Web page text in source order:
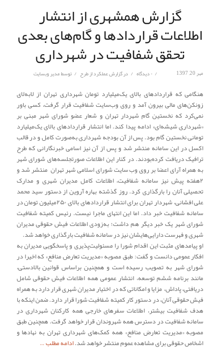
گزارش همشهری از انتشار
اطلاعات قراردادها و گام‌های بعدی
تحقق شفافیت در شهرداری
مهر 20, 1397 / ۰ دیدگاه / درگزارش عملکرد از طرح / توسطمدیر وبسایت
هنگامی که قراردادهای بالای یک‌میلیارد تومان شهرداری تهران از لابه‌لای
زونکن‌های مالی بیرون آمد و روی وب‌سایت شفافیت قرار گرفت، کسی باور
نمی‌کرد که نخستین گام شهردار تهران و شعار عضو شورای شهر مبنی بر
«شهرداری شیشه‌ای» ادامه پیدا کند. اما انتشار قراردادهای بالای یک‌میلیارد
تومانی نخستین گام بود. پس از آن بودجه شهرداری به‌صورت کامل و در قالب
اکسل در این سامانه منتشر شد و پس از آن نیز اسامی خبرنگارانی که طرح
ترافیک دریافت کرده‌بودند. در کنار این اطلاعات صورتجلسه‌های شورای شهر
به همراه آرای اعضا بر روی وب سایت شورای اسلامی شهر تهران منتشر شد و
۲هفته پیش نیز سامانه شفافیت، اطلاعات کامل مدیران شهری و مدارک
تحصیلی آنان را بارگذاری کرد. روز گذشته بهاره آروین از دستور سید محمد
علی افشانی، شهردار تهران برای انتشار قراردادهای بالای ۲۵۰میلیون تومان در
سامانه شفافیت خبر داد. اما این انتهای ماجرا نیست. رئیس کمیته شفافیت
شورای شهر یک خبر دیگر هم داشت؛ به‌زودی اطلاعات فیش حقوقی مدیران
شهری و فهرست دارایی‌هایشان نیز در سامانه شفافیت بارگذاری خواهد شد.
او پیامدهای مثبت این اقدام شورا را مسئولیت‌پذیری و پاسخگویی مدیران به
افکار عمومی دانست و گفت: طبق مصوبه «مدیریت تعارض منافع» که اخیرا در
شورای شهر به تصویب رسیده است و همچنین براساس قوانین بالادستی،
مانند برنامه ششم توسعه، انتشار عمومی همه اطلاعات فیش حقوقی شامل
دریافتی، پاداش، مزایا و امکاناتی که در اختیار مدیران شهری قرار دارد به همراه
فیش حقوقی آنان، در دستور کار کمیته شفافیت شورا قرار دارد. ضمن اینکه با
هدف شفافیت بیشتر، اطلاعات سفرهای خارجی همه کارکنان شهرداری در
سامانه شفافیت در دسترس همه شهروندان قرار خواهد گرفت. همچنین طبق
مصوبه «مدیریت تعارض منافع» همه کمک‌های شهرداری تهران به نهادها و
اشخاص حقوقی برای مشاهده عموم منتشر خواهد شد.ادامه مطلب …